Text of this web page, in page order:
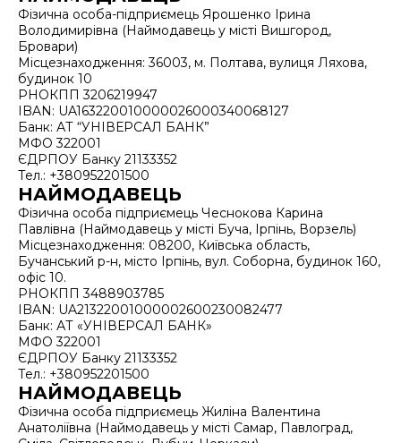
Фізична особа-підприємець Ярошенко Ірина
Володимирівна (Наймодавець у місті Вишгород,
Бровари)
Місцезнаходження: 36003, м. Полтава, вулиця Ляхова,
будинок 10
РНОКПП 3206219947
IBAN: UA163220010000026000340068127
Банк: АТ “УНІВЕРСАЛ БАНК”
МФО 322001
ЄДРПОУ Банку 21133352
Тел.: +380952201500
НАЙМОДАВЕЦЬ
Фізична особа підприємець Чеснокова Карина
Павлівна (Наймодавець у місті Буча, Ірпінь, Ворзель)
Місцезнаходження: 08200, Київська область,
Бучанський р-н, місто Ірпінь, вул. Соборна, будинок 160,
офіс 10.
РНОКПП 3488903785
IBAN: UA21322001000002600230082477
Банк: АТ «УНІВЕРСАЛ БАНК»
МФО 322001
ЄДРПОУ Банку 21133352
Тел.: +380952201500
НАЙМОДАВЕЦЬ
Фізична особа підприємець Жиліна Валентина
Анатоліївна (Наймодавець у місті Самар, Павлоград,